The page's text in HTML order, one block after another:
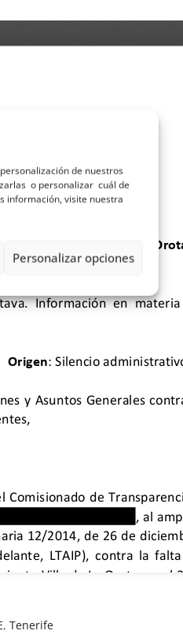
de nuestros
o personalizar cuál de
información, visite nuestra
Personalizar opciones
,Tenerife